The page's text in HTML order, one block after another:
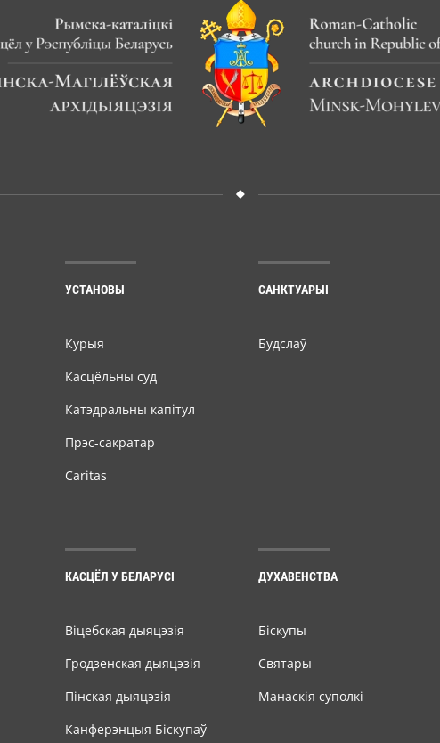
УСТАНОВЫ
Курыя
Касцёльны суд
Катэдральны капітул
Прэс-сакратар
Caritas
САНКТУАРЫІ
Будслаў
КАСЦЁЛ У БЕЛАРУСІ
Віцебская дыяцэзія
Гродзенская дыяцэзія
Пінская дыяцэзія
Канферэнцыя Біскупаў
ДУХАВЕНСТВА
Біскупы
Святары
Манаскія суполкі